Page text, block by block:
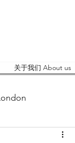
关于我们 About us